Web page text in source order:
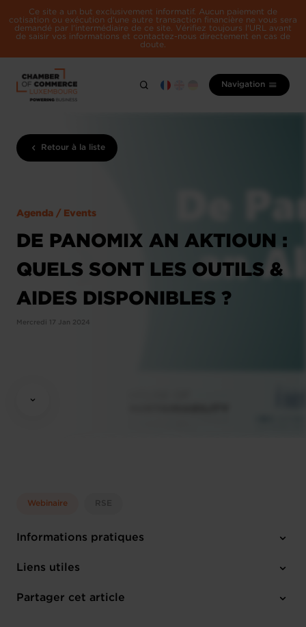
Ce site a un but exclusivement informatif. Aucun paiement de
cotisation ou exécution d'une autre transaction financière ne vous sera
demandé par l'intermédiaire de ce site. Vérifiez toujours l'URL avant
de saisir vos informations et contactez-nous directement en cas de
doute.
Navigation
Retour à la liste
Agenda / Events
DE PANOMIX AN AKTIOUN :
QUELS SONT LES OUTILS &
AIDES DISPONIBLES ?
Mercredi 17 Jan 2024
Webinaire RSE
Informations pratiques
Mercredi 17 Jan 2024
En ligne
Liens utiles
M'inscrire
Partager cet article